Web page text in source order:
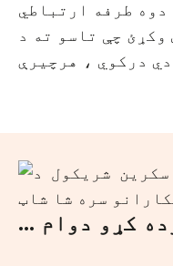
دوه طرفه ارتباطي
وکړئ چې تاسو ته د
کړو دوام